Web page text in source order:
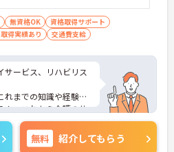
無資格OK
資格取得サポート
得実績あり 交通費支給
サービス、リハビリス
れまでの知識や経験を
ん、これから介護の仕
応募可能です◎
ナビまでお問合せく
えします！
無料 紹介してもらう